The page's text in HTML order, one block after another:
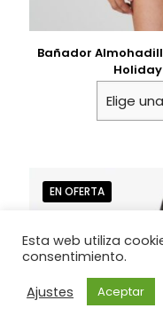
Bañador
Holiday
EN OFERTA
Esta web utiliza
consentimiento.
Ajustes
Aceptar